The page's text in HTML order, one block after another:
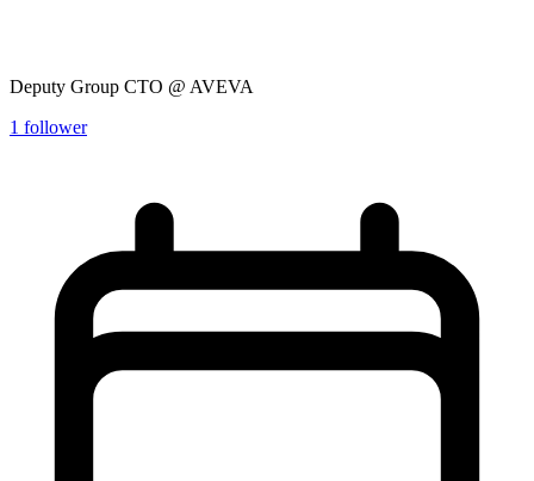
Deputy Group CTO @ AVEVA
1 follower